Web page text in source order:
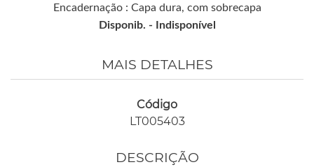
Encadernação : Capa dura, com sobrecapa
Disponib. -
Indisponível
MAIS DETALHES
Código
LT005403
DESCRIÇÃO